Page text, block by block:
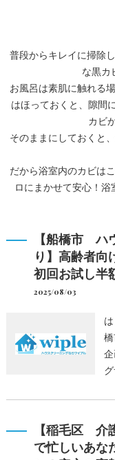
普段からキレイに掃除
な黒カ
お風呂は素肌に触れる
はほっておくと、隙間
カビ
そのままにしておくと
だから浴室内のカビは
ロにまかせて安心！
【船橋市
り】高齢者向
初回お試し半
2025/08/03
【稲毛区 介
で忙しいあな